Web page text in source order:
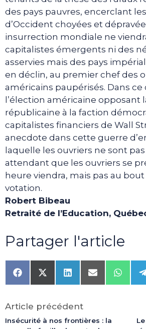
des pays pauvres, encerclant
d’Occident choyées et
insurrection mondiale ne
capitalistes émergents ni des
asservies mais des pays
en déclin, au premier chef des
américains paupérisés. Dans ce
l’élection américaine opposant
républicaine à la faction
capitalistes financiers de Wall
anecdote dans cette guerre
laquelle les ouvriers ne sont pas
attendant que les ouvriers se
heure viendra, mais pas au
votation.
Robert Bibeau
Retraité de l’Education,
Partager l'article
Share
on
Share
on
(Twitter)
Share
on
Share
on
Share
on
Article précédent
Insécurité à nos frontières : la